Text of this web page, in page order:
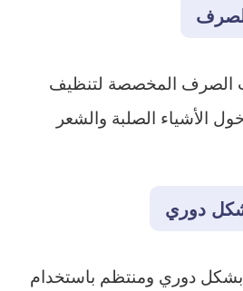
الصرف المخصصة لتنظيف
الأشياء الصلبة والشعر
دوري
دوري ومنتظم باستخدام